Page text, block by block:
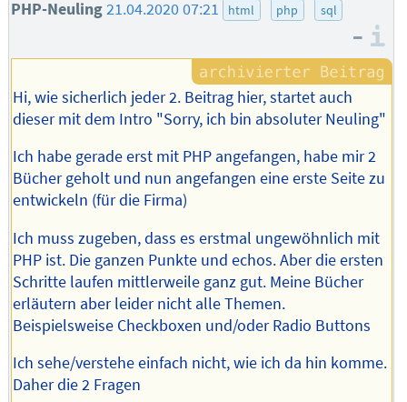
PHP-Neuling21.04.2020 07:21 html php sql
–
Hi, wie sicherlich jeder 2. Beitrag hier, startet auch
dieser mit dem Intro "Sorry, ich bin absoluter Neuling"
Ich habe gerade erst mit PHP angefangen, habe mir 2
Bücher geholt und nun angefangen eine erste Seite zu
entwickeln (für die Firma)
Ich muss zugeben, dass es erstmal ungewöhnlich mit
PHP ist. Die ganzen Punkte und echos. Aber die ersten
Schritte laufen mittlerweile ganz gut. Meine Bücher
erläutern aber leider nicht alle Themen.
Beispielsweise Checkboxen und/oder Radio Buttons
Ich sehe/verstehe einfach nicht, wie ich da hin komme.
Daher die 2 Fragen